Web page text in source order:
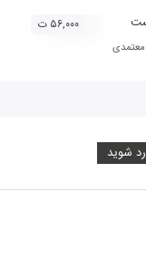
۵۶,۰۰۰ ت
شوید